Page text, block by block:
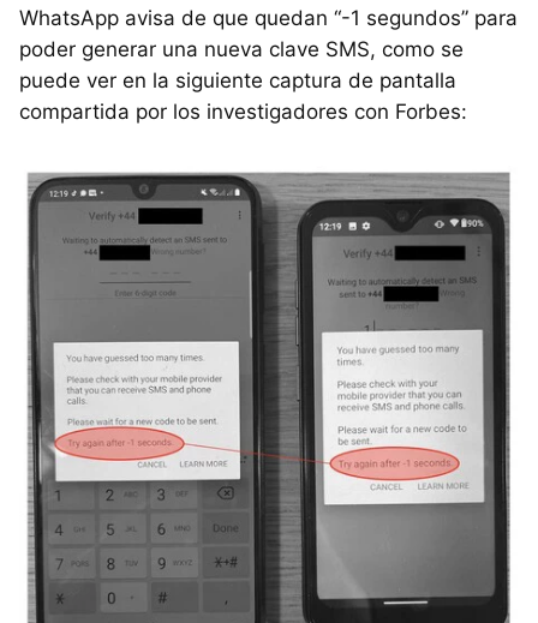
WhatsApp avisa de que quedan “-1 segundos” para
poder generar una nueva clave SMS, como se
puede ver en la siguiente captura de pantalla
compartida por los investigadores con Forbes: